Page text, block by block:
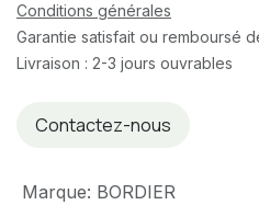
Conditions générales
Garantie satisfait ou remboursé
Livraison : 2-3 jours ouvrables
Contactez-nous
Marque: BORDIER